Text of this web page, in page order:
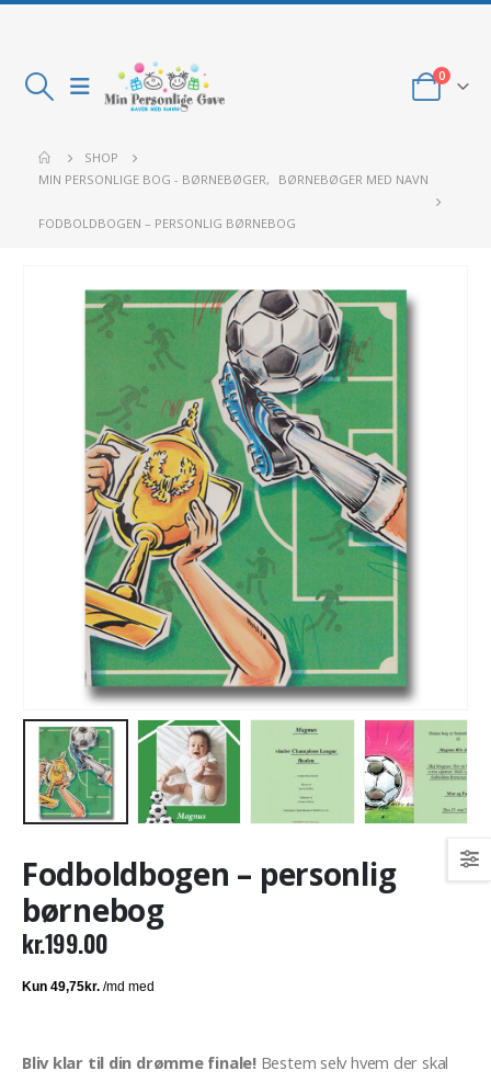
0
SHOP
MIN PERSONLIGE BOG - BØRNEBØGER, BØRNEBØGER MED NAVN
FODBOLDBOGEN – PERSONLIG BØRNEBOG
Fodboldbogen – personlig
børnebog
kr.199.00
Bliv klar til din drømme finale!Bestem selv hvem der skal